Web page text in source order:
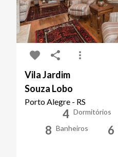
Vila Jardim
Souza Lobo
Porto Alegre - RS
4 Dormitórios
8 Banheiros 6